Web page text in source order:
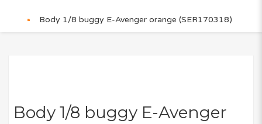
Body 1/8 buggy E-Avenger orange (SER170318)
Body 1/8 buggy E-Avenger